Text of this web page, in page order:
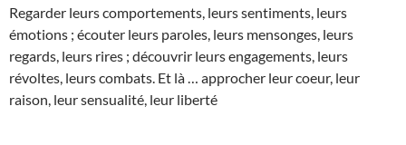
Regarder leurs comportements, leurs sentiments, leurs
émotions ; écouter leurs paroles, leurs mensonges, leurs
regards, leurs rires ; découvrir leurs engagements, leurs
révoltes, leurs combats. Et là … approcher leur coeur, leur
raison, leur sensualité, leur liberté